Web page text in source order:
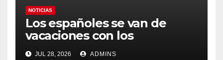
NOTICIAS
Los españoles se van de
vacaciones con los
carburantes hasta un 21%
JUL 28, 2026 ADMINS